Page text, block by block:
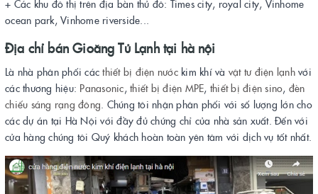
+ Các khu đô thị trên địa bàn thủ đô: Times city, royal city, Vinhome
ocean park, Vinhome riverside...
Địa chỉ bánGioăng Tủ Lạnh tại hà nội
Là nhà phân phối cácthiết bị điện nướckim khí và vật tư điện lạnhvới
các thương hiệu: Panasonic, thiết bị điện MPE, thiết bị điện sino, đèn
chiếu sáng rạng đông . Chúng tôi nhận phân phối với số lượng lớn cho
các dự án tại Hà Nội với đầy đủ chứng chỉ của nhà sản xuất. Đến với
cửa hàng chúng tôi Quý khách hoàn toàn yên tâm với dịch vụ tốt nhất.